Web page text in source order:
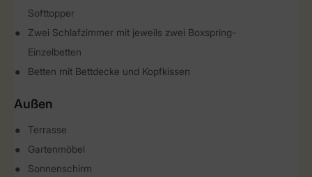
Softtopper
Zwei Schlafzimmer mit jeweils zwei Boxspring-
Einzelbetten
Betten mit Bettdecke und Kopfkissen
Außen
Terrasse
Gartenmöbel
Sonnenschirm